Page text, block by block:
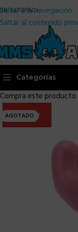
Saltar a la navegación
Saltar al contenido
FAQs
Categorías
Compra este
AGOTADO
ULTIMA!!